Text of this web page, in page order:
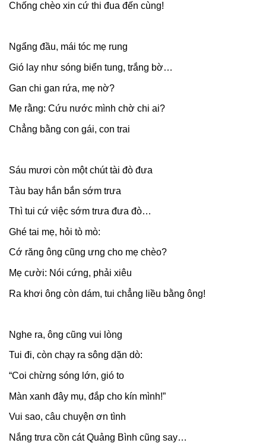
Chống chèo xin cứ thi đua đến cùng!
Ngẩng đầu, mái tóc mẹ rung
Gió lay như sóng biển tung, trắng bờ…
Gan chi gan rứa, mẹ nờ?
Mẹ rằng: Cứu nước mình chờ chi ai?
Chẳng bằng con gái, con trai
Sáu mươi còn một chút tài đò đưa
Tàu bay hắn bắn sớm trưa
Thì tui cứ việc sớm trưa đưa đò…
Ghé tai mẹ, hỏi tò mò:
Cớ răng ông cũng ưng cho mẹ chèo?
Mẹ cười: Nói cứng, phải xiêu
Ra khơi ông còn dám, tui chẳng liều bằng ông!
Nghe ra, ông cũng vui lòng
Tui đi, còn chạy ra sông dặn dò:
“Coi chừng sóng lớn, gió to
Màn xanh đây mụ, đắp cho kín mình!”
Vui sao, câu chuyện ơn tình
Nắng trưa cồn cát Quảng Bình cũng say…